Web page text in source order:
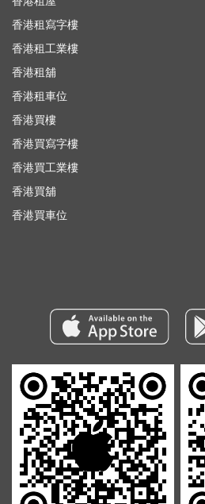
香港租寫字樓
香港租工業樓
香港租舖
香港租車位
香港買樓
香港買寫字樓
香港買工業樓
香港買舖
香港買車位